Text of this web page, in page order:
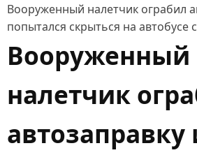
Вооруженный налетчик ограбил
попытался скрыться на автобусе
Вооруженный
налетчик
автозаправку